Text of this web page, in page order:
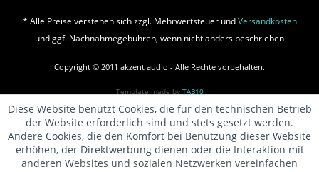
* Alle Preise verstehen sich zzgl. Mehrwertsteuer undVersandkosten
und ggf. Nachnahmegebühren, wenn nicht anders beschrieben
Copyright © 2011 akzent audio - Alle Rechte vorbehalten.
Template made by TAB10
Diese Website benutzt Cookies, die für den technischen Betrieb
der Website erforderlich sind und stets gesetzt werden.
Andere Cookies, die den Komfort bei Benutzung dieser Website
erhöhen, der Direktwerbung dienen oder die Interaktion mit
anderen Websites und sozialen Netzwerken vereinfachen